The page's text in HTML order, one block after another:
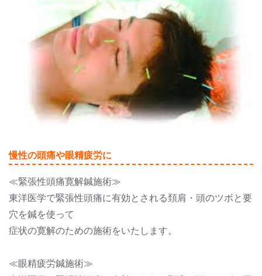
慢性の頭痛や眼精疲労に
≪緊張性頭痛寛解鍼施術≫
東洋医学で緊張性頭痛に有効とされる頚肩・頭のツボと要
穴を鍼を使って
症状の寛解のための施術をいたします。
≪眼精疲労鍼施術≫